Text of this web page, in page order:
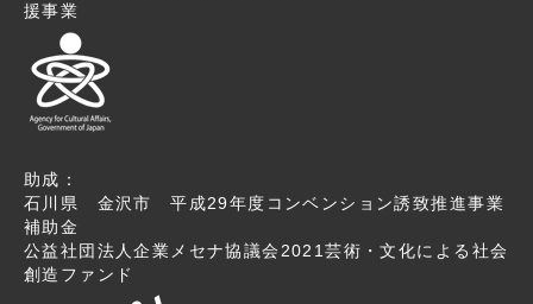
援事業
助成：
石川県 金沢市 平成29年度コンベンション誘致推進事業
補助金
公益社団法人企業メセナ協議会2021芸術・文化による社会
創造ファンド